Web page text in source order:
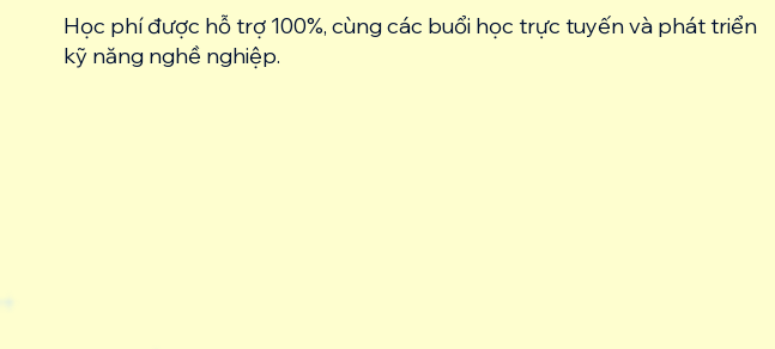
Học phí được hỗ trợ 100%, cùng các buổi học trực tuyến và phát triển
kỹ năng nghề nghiệp.